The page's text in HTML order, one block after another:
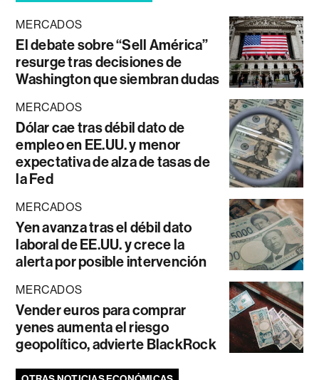
MERCADOS
El debate sobre “Sell América”
resurge tras decisiones de
Washington que siembran dudas
MERCADOS
Dólar cae tras débil dato de
empleo en EE.UU. y menor
expectativa de alza de tasas de
la Fed
MERCADOS
Yen avanza tras el débil dato
laboral de EE.UU. y crece la
alerta por posible intervención
MERCADOS
Vender euros para comprar
yenes aumenta el riesgo
geopolítico, advierte BlackRock